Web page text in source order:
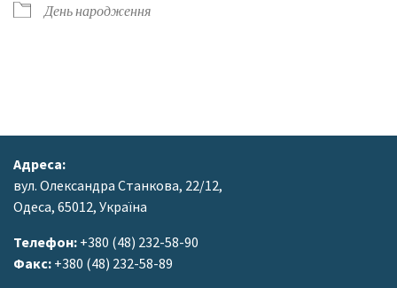
День народження
Адреса:
вул. Олександра Станкова, 22/12,
Одеса, 65012, Україна
Телефон: +380 (48) 232-58-90
Факс: +380 (48) 232-58-89